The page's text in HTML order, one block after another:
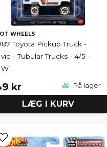
WHEELS
Toyota Pickup Truck -
- Tubular Trucks - 4/5 -
kr På lager
LÆG I KURV